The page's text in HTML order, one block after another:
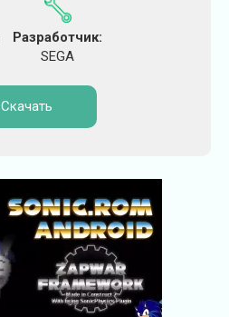
Разработчик:
SEGA
Скачать